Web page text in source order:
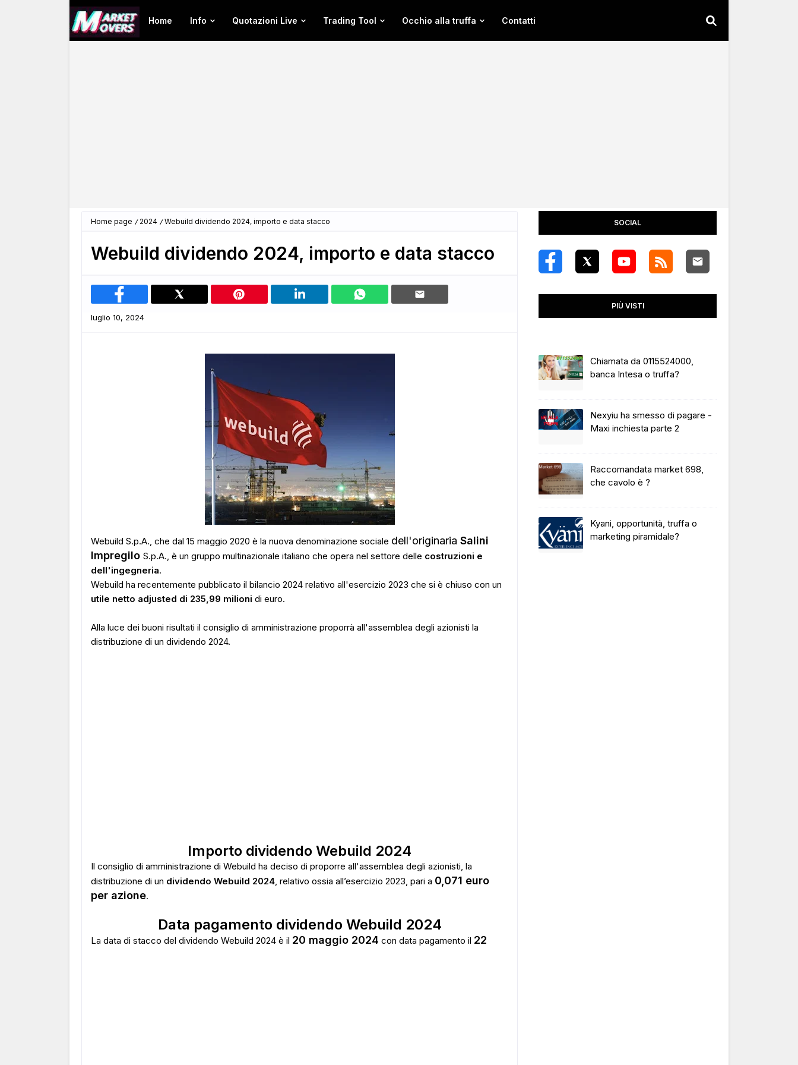
Home Info Quotazioni Live Trading Tool Occhio alla truffa Contatti
Home page 2024 Webuild dividendo 2024, importo e data stacco
Webuild dividendo 2024, importo e data stacco
luglio 10, 2024
Webuild S.p.A., che dal 15 maggio 2020 è la nuova denominazione sociale dell'originaria Salini
Impregilo S.p.A., è un gruppo multinazionale italiano che opera nel settore delle costruzioni e
dell'ingegneria.
Webuild ha recentemente pubblicato il bilancio 2024 relativo all'esercizio 2023 che si è chiuso con un
utile netto adjusted di 235,99 milioni di euro.
Alla luce dei buoni risultati il consiglio di amministrazione proporrà all'assemblea degli azionisti la
distribuzione di un dividendo 2024.
Importo dividendo Webuild 2024
Il consiglio di amministrazione di Webuild ha deciso di proporre all'assemblea degli azionisti, la
distribuzione di un dividendo Webuild 2024, relativo ossia all’esercizio 2023, pari a 0,071 euro
per azione.
Data pagamento dividendo Webuild 2024
La data di stacco del dividendo Webuild 2024 è il 20 maggio 2024 con data pagamento il 22
SOCIAL
PIÙ VISTI
Chiamata da 0115524000,
banca Intesa o truffa?
Nexyiu ha smesso di pagare -
Maxi inchiesta parte 2
Raccomandata market 698,
che cavolo è ?
Kyani, opportunità, truffa o
marketing piramidale?